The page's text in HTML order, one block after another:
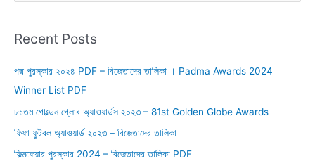
r
h
f
o
r
:
Recent Posts
পদ্ম পুরস্কার ২০২৪ PDF – বিজেতাদের তালিকা । Padma Awards 2024
Winner List PDF
৮১তম গোল্ডেন গ্লোব অ্যাওয়ার্ডস ২০২৩ – 81st Golden Globe Awards
ফিফা ফুটবল অ্যাওয়ার্ড ২০২৩ – বিজেতাদের তালিকা
ফিল্মফেয়ার পুরস্কার 2024 – বিজেতাদের তালিকা PDF